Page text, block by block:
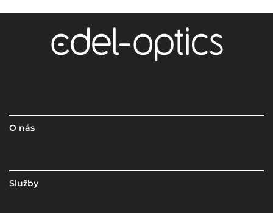
O nás
Služby